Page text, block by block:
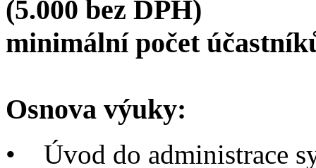
(5.000 bez DPH)
minimální počet
Osnova výuky:
• Úvod do administrace